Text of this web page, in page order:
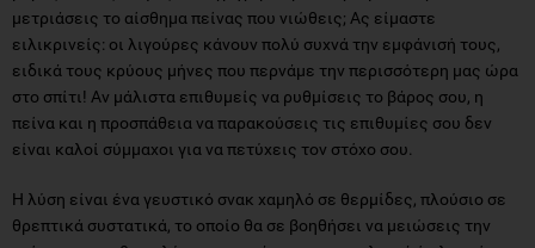
μετριάσεις το αίσθημα πείνας που νιώθεις; Ας είμαστε
ειλικρινείς: οι λιγούρες κάνουν πολύ συχνά την εμφάνισή τους,
ειδικά τους κρύους μήνες που περνάμε την περισσότερη μας ώρα
στο σπίτι! Αν μάλιστα επιθυμείς να ρυθμίσεις το βάρος σου, η
πείνα και η προσπάθεια να παρακούσεις τις επιθυμίες σου δεν
είναι καλοί σύμμαχοι για να πετύχεις τον στόχο σου.
Η λύση είναι ένα γευστικό σνακ χαμηλό σε θερμίδες, πλούσιο σε
θρεπτικά συστατικά, το οποίο θα σε βοηθήσει να μειώσεις την